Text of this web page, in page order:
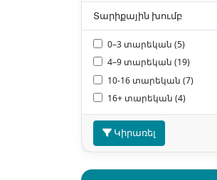
Տարիքային խումբ
0–3 տարեկան (5)
4–9 տարեկան (19)
10-16 տարեկան (7)
16+ տարեկան (4)
Կիրառել